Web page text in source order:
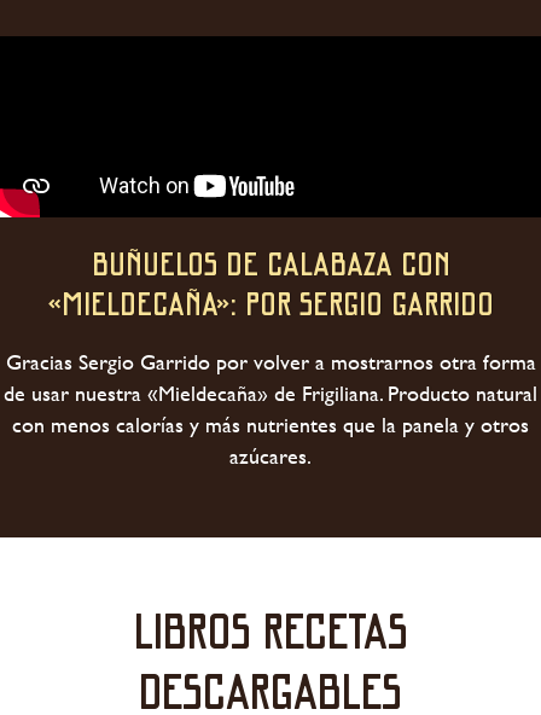
Buñuelos de calabaza con
«mieldecaña»: POR Sergio Garrido
Gracias Sergio Garrido por volver a mostrarnos otra forma
de usar nuestra «Mieldecaña» de Frigiliana. Producto natural
con menos calorías y más nutrientes que la panela y otros
azúcares.
libros recetas
descargables